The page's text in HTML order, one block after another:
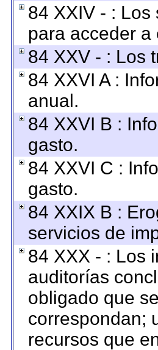
84 XXIV - :
para acceder a
84 XXV - : Los
84 XXVI A :
anual.
84 XXVI B :
gasto.
84 XXVI C :
gasto.
84 XXIX B :
servicios de
84 XXX - : Los
auditorías
obligado que
correspondan;
recursos que